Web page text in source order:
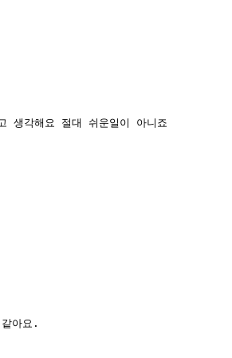
생각해요 절대 쉬운일이 아니죠
같아요.